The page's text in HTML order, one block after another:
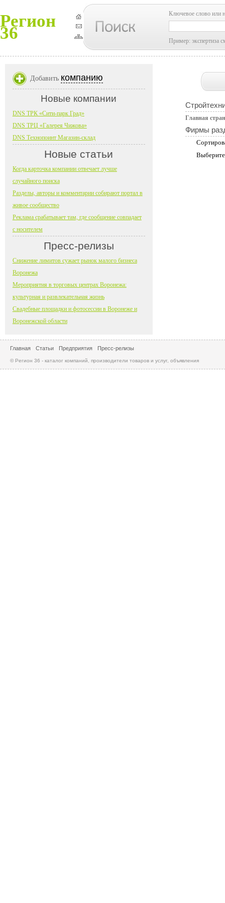
Регион
36
Ключевое слово или
Пример: экспертиза
Главная
Фирмы
Добавить компанию
Новые компании
DNS ТРК «Сити-парк Град»
DNS ТРЦ «Галерея Чижова»
DNS Технопоинт Магазин-склад
Новые статьи
Когда карточка компании отвечает лучше
случайного поиска
Разделы, авторы и комментарии собирают портал в
живое сообщество
Реклама срабатывает там, где сообщение совпадает
с носителем
Пресс-релизы
Снижение лимитов сужает рынок малого бизнеса
Воронежа
Мероприятия в торговых центрах Воронежа:
культурная и развлекательная жизнь
Свадебные площадки и фотосессии в Воронеже и
Воронежской области
Главная Статьи Предприятия Пресс-релизы
© Регион 36 - каталог компаний, производители товаров и услуг, объявления